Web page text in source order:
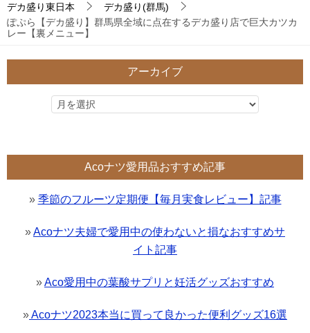
デカ盛り東日本
デカ盛り(群馬)
ぽぷら【デカ盛り】群馬県全域に点在するデカ盛り店で巨大カツカ
レー【裏メニュー】
アーカイブ
Acoナツ愛用品おすすめ記事
» 季節のフルーツ定期便【毎月実食レビュー】記事
»Acoナツ夫婦で愛用中の使わないと損なおすすめサ
イト記事
»Aco愛用中の葉酸サプリと妊活グッズおすすめ
»Acoナツ2023本当に買って良かった便利グッズ16選